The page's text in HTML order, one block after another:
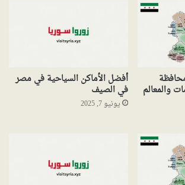
والمعالم
أفضل الأماكن السياحية في مصر
في الصيف
يونيو 7, 2025